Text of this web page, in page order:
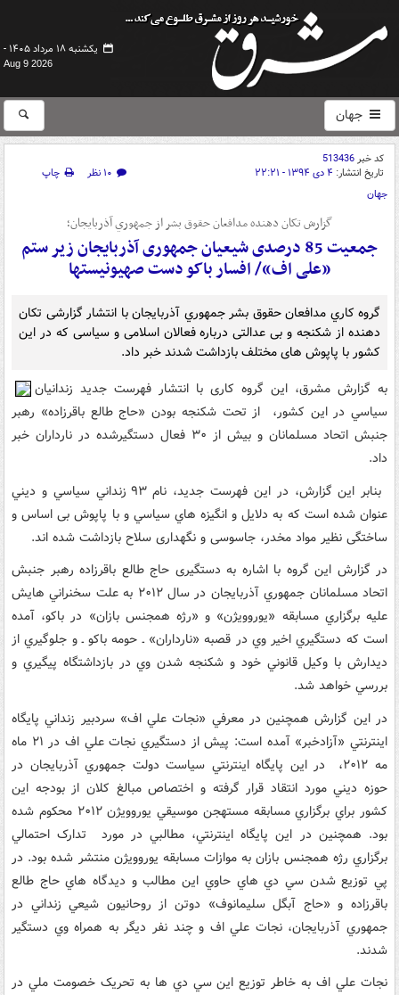
یکشنبه ۱۸ مرداد ۱۴۰۵ -
Aug 9 2026
جهان
کد خبر513436
تاریخ انتشار: ۴ دی ۱۳۹۴ - ۲۲:۲۱ ۱۰ نظر
چاپ
جهان
گزارش تکان دهنده مدافعان حقوق بشر از جمهوري آذربايجان؛
جمعیت 85 درصدی شیعیان جمهوری آذربایجان زیر ستم
«علی اف»/ افسار باکو دست صهیونیستها
گروه کاري مدافعان حقوق بشر جمهوري آذربايجان با انتشار گزارشی تکان
دهنده از شکنجه و بی عدالتی درباره فعالان اسلامی و سیاسی که در این
کشور با پاپوش های مختلف بازداشت شدند خبر داد.
به گزارش مشرق، این گروه کاری با انتشار فهرست جديد زندانيان
سياسي در اين کشور، از تحت شکنجه بودن «حاج طالع باقرزاده» رهبر
جنبش اتحاد مسلمانان و بيش از ۳۰ فعال دستگيرشده در نارداران خبر
داد.
بنابر این گزارش، در این فهرست جدید، نام ۹۳ زنداني سياسي و ديني
عنوان شده است که به دلايل و انگيزه هاي سياسي و با پاپوش بی اساس و
ساختگی نظیر مواد مخدر، جاسوسی و نگهداری سلاح بازداشت شده اند.
در گزارش این گروه با اشاره به دستگیری حاج طالع باقرزاده رهبر جنبش
اتحاد مسلمانان جمهوري آذربايجان در سال ۲۰۱۲ به علت سخنراني هايش
عليه برگزاري مسابقه «يوروويژن» و «رژه همجنس بازان» در باکو، آمده
است که دستگيري اخير وي در قصبه «نارداران» ـ حومه باکو ـ و جلوگيري از
ديدارش با وکيل قانوني خود و شکنجه شدن وي در بازداشتگاه پيگيري و
بررسي خواهد شد.
در این گزارش همچنين در معرفي «نجات علي اف» سردبير زنداني پايگاه
اينترنتي «آزادخبر» آمده است: پيش از دستگيري نجات علي اف در ۲۱ ماه
مه ۲۰۱۲، در اين پايگاه اينترنتي سياست دولت جمهوري آذربايجان در
حوزه ديني مورد انتقاد قرار گرفته و اختصاص مبالغ کلان از بودجه اين
کشور براي برگزاري مسابقه مستهجن موسيقي يوروويژن ۲۰۱۲ محکوم شده
بود. همچنين در اين پايگاه اينترنتي، مطالبي در مورد تدارک احتمالي
برگزاري رژه همجنس بازان به موازات مسابقه يوروويژن منتشر شده بود. در
پي توزيع شدن سي دي هاي حاوي اين مطالب و ديدگاه هاي حاج طالع
باقرزاده و «حاج آبگل سليمانوف» دوتن از روحانيون شيعي زنداني در
جمهوري آذربايجان، نجات علي اف و چند نفر ديگر به همراه وي دستگير
شدند.
نجات علي اف به خاطر توزيع اين سي دي ها به تحريک خصومت ملي در